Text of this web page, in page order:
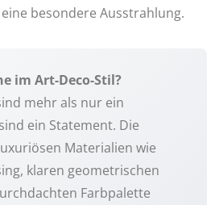
besondere Ausstrahlung.
im Art-Deco-Stil?
mehr als nur ein
ein Statement. Die
Materialien wie
klaren geometrischen
Farbpalette